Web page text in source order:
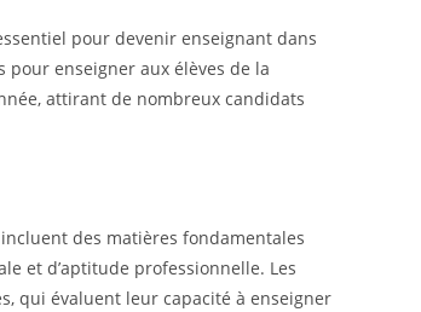
pour devenir enseignant dans
pour enseigner aux élèves de la
attirant de nombreux candidats
des matières fondamentales
et d’aptitude professionnelle. Les
qui évaluent leur capacité à enseigner